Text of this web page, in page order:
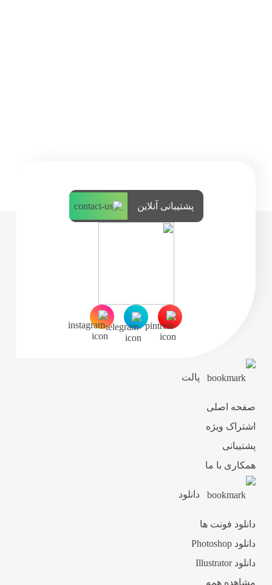
پالت
صفحه اصلی
اشتراک ویژه
پشتیبانی
همکاری با ما
دانلود
دانلود فونت ها
دانلود Photoshop
دانلود Illustrator
مشاهده همه
پشتیبانی آنلاین